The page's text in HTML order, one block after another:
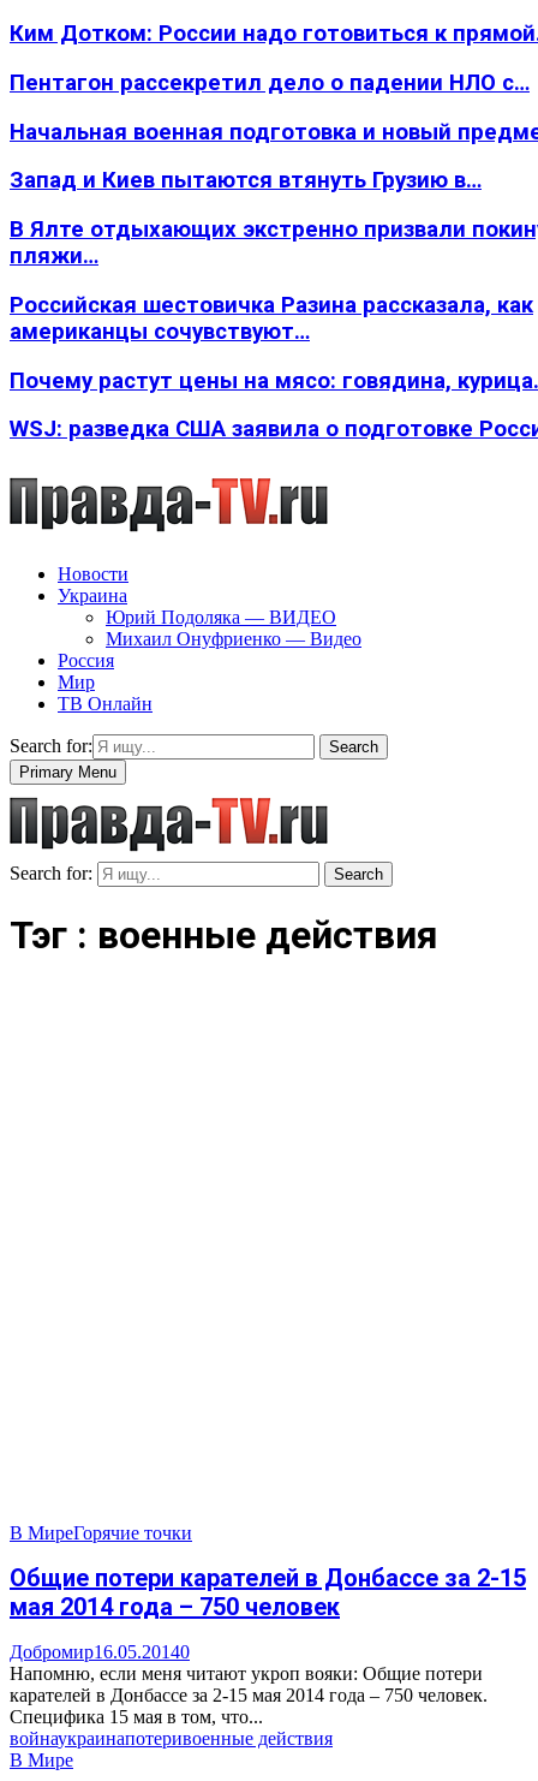
Ким Дотком: России надо готовиться к
Пентагон рассекретил дело о падении НЛО с…
Начальная военная подготовка и новый
Запад и Киев пытаются втянуть Грузию в…
В Ялте отдыхающих экстренно призвали
пляжи…
Российская шестовичка Разина рассказала, как
американцы сочувствуют…
Почему растут цены на мясо: говядина,
WSJ: разведка США заявила о подготовке
Новости
Украина
Юрий Подоляка — ВИДЕО
Михаил Онуфриенко — Видео
Россия
Мир
ТВ Онлайн
Search for:
Search
Primary Menu
Search for: Search
Тэг : военные действия
В МиреГорячие точки
Общие потери карателей в Донбассе за 2-15
мая 2014 года – 750 человек
Добромир16.05.20140
Напомню, если меня читают укроп вояки: Общие потери
карателей в Донбассе за 2-15 мая 2014 года – 750 человек.
Специфика 15 мая в том, что...
войнаукраинапотеривоенные действия
В Мире